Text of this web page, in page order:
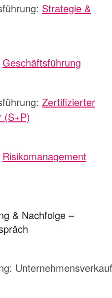
Strategie &
Geschäftsführung
Zertifizierter
(S+P)
Risikomanagement
& Nachfolge –
Unternehmensverkauf